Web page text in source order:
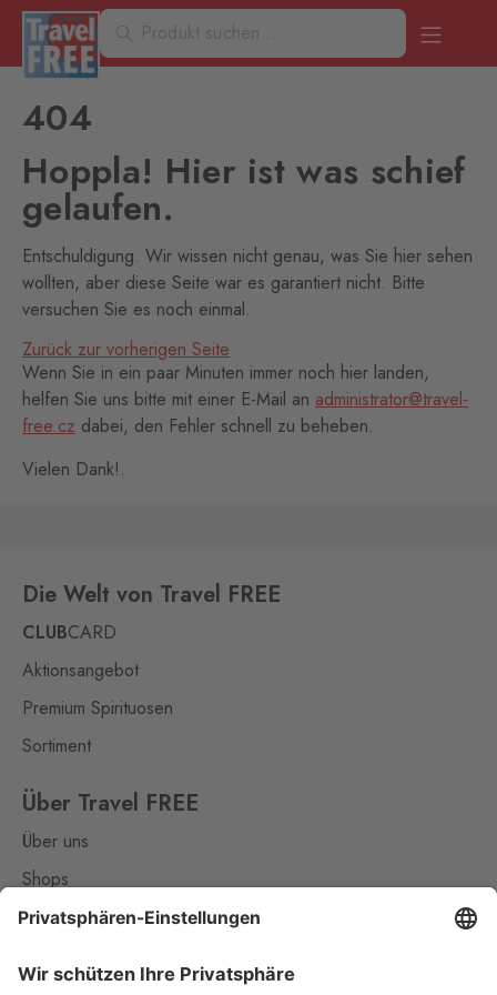
404
Hoppla! Hier ist was schief
gelaufen.
Entschuldigung. Wir wissen nicht genau, was Sie hier sehen
wollten, aber diese Seite war es garantiert nicht. Bitte
versuchen Sie es noch einmal.
Zurück zur vorherigen Seite
Wenn Sie in ein paar Minuten immer noch hier landen,
helfen Sie uns bitte mit einer E-Mail an administrator@travel-
free.cz dabei, den Fehler schnell zu beheben.
Vielen Dank!.
Die Welt von Travel FREE
CLUBCARD
Aktionsangebot
Premium Spirituosen
Sortiment
Über Travel FREE
Über uns
Shops
Kontakt
Nützliches